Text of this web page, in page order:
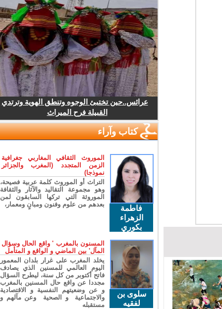
عرائس..حين تختبئ الوجوه وتنطق الهوية وترتدي
القبيلة فرح الميراث
كتاب وآراء
فاطمة
الزهراء
بكوري
الموروث الثقافي المغاربي جغرافية
الزمن المتجدد (المغرب والجزائر
نموذجا)
التراث أو الموروث كلمة عربية فصيحة،
وهو مجموعة التقاليد والآثار والثقافة
الموروثة التي تركها السابقون لمن
بعدهم من علوم وفنون ومبانٍ ومعمار،
سلوى بن
لفقيه
المسنون بالمغرب ' واقع الحال وسؤال
المآل' بين الماضي و الواقع و المتأمل
يخلد المغرب على غرار بلدان المعمور
اليوم العالمي للمسنين الذي يصادف
فاتح أكتوبر من كل سنة، ليطرح السؤال
مجددا عن واقع حال المسنين بالمغرب
و عن وضعيتهم النفسية و الاقتصادية
والاجتماعية و الصحية وعن مآلهم و
مستقبله